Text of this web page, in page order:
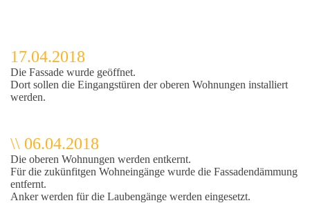
17.04.2018
Die Fassade wurde geöffnet.
Dort sollen die Eingangstüren der oberen Wohnungen installiert
werden.
\\ 06.04.2018
Die oberen Wohnungen werden entkernt.
Für die zukünfitgen Wohneingänge wurde die Fassadendämmung
entfernt.
Anker werden für die Laubengänge werden eingesetzt.